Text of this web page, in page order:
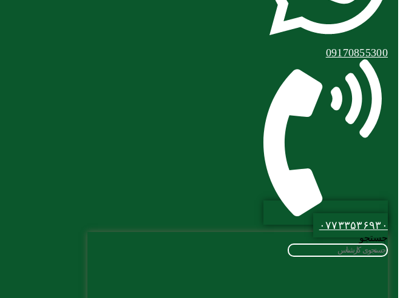
09170855300
۰۷۷۳۳۵۳۶۹۳۰
جستجو